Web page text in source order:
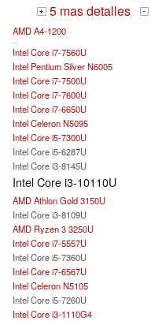
+ 5 mas detalles -
AMD A4-1200
Intel Core i7-7560U
Intel Pentium Silver N6005
Intel Core i7-7500U
Intel Core i7-7600U
Intel Core i7-6650U
Intel Celeron N5095
Intel Core i5-7300U
Intel Core i5-6287U
Intel Core i3-8145U
Intel Core i3-10110U
AMD Athlon Gold 3150U
Intel Core i3-8109U
AMD Ryzen 3 3250U
Intel Core i7-5557U
Intel Core i5-7360U
Intel Core i7-6567U
Intel Celeron N5105
Intel Core i5-7260U
Intel Core i3-1110G4